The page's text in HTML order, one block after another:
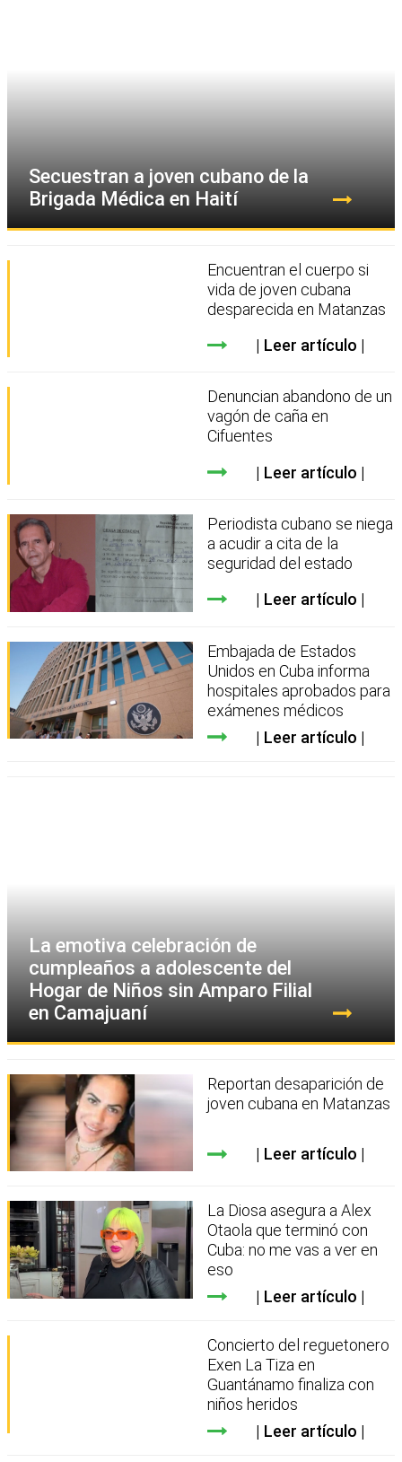
Secuestran a joven cubano de la
Brigada Médica en Haití
Encuentran el cuerpo si
vida de joven cubana
desparecida en Matanzas
Leer artículo
Denuncian abandono de un
vagón de caña en
Cifuentes
Leer artículo
Periodista cubano se niega
a acudir a cita de la
seguridad del estado
Leer artículo
Embajada de Estados
Unidos en Cuba informa
hospitales aprobados para
exámenes médicos
Leer artículo
La emotiva celebración de
cumpleaños a adolescente del
Hogar de Niños sin Amparo Filial
en Camajuaní
Reportan desaparición de
joven cubana en Matanzas
Leer artículo
La Diosa asegura a Alex
Otaola que terminó con
Cuba: no me vas a ver en
eso
Leer artículo
Concierto del reguetonero
Exen La Tiza en
Guantánamo finaliza con
niños heridos
Leer artículo